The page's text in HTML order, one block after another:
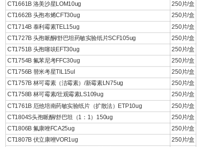
CT1661B 洛美沙星LOM10ug
250片/盒
CT1662B 头孢布烯CFT30ug
250片/盒
CT1714B 泰利霉素TEL15ug
250片/盒
CT1727B 头孢哌酮/舒巴坦药敏实验纸片SCF105ug
250片/盒
CT1751B 头孢噻呋EFT30ug
250片/盒
CT1754B 氟苯尼考FFC30ug
250片/盒
CT1756B 替米考星TIL15ul
250片/盒
CT1757B 林可霉素（洁霉素）/新霉素LN75ug
250片/盒
CT1758B 林可霉素/壮观霉素LS109ug
250片/盒
CT1761B 厄他培南药敏实验纸片（扩散法）ETP10ug
250片/盒
CT1804S头孢哌酮/舒巴坦（1：1）150ug
250片/盒
CT1806B 氟康唑FCA25ug
250片/盒
CT1807B 伏立康唑VOR1ug
250片/盒